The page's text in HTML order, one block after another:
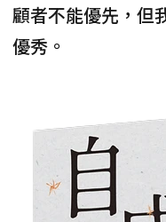
顧者不能優先，但
優秀。